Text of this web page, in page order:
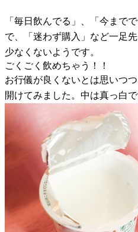
「毎日飲んでる」、「今まで
で、「迷わず購入」など一足
少なくないようです。
ごくごく飲めちゃう！！
お行儀が良くないとは思いつ
開けてみました。中は真っ白で